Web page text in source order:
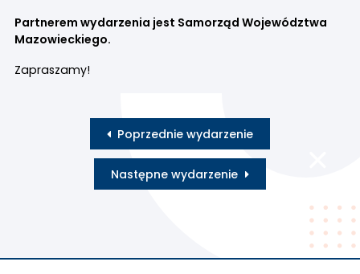
Partnerem wydarzenia jest Samorząd Województwa
Mazowieckiego.
Zapraszamy!
Poprzednie wydarzenie
Następne wydarzenie